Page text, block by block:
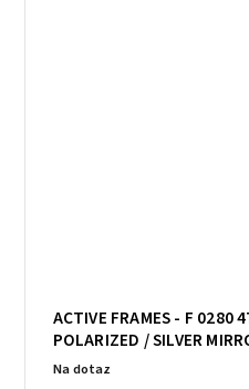
ACTIVE FRAMES - F 0280
POLARIZED / SILVER
Na dotaz